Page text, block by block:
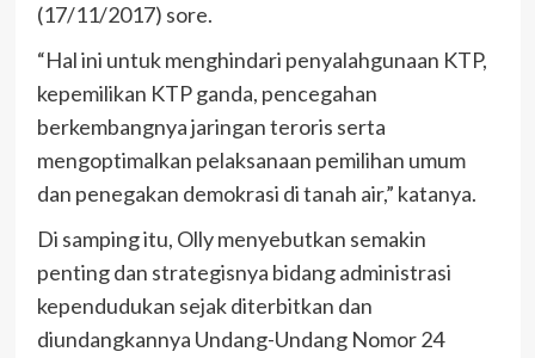
(17/11/2017) sore.
“Hal ini untuk menghindari penyalahgunaan KTP,
kepemilikan KTP ganda, pencegahan
berkembangnya jaringan teroris serta
mengoptimalkan pelaksanaan pemilihan umum
dan penegakan demokrasi di tanah air,” katanya.
Di samping itu, Olly menyebutkan semakin
penting dan strategisnya bidang administrasi
kependudukan sejak diterbitkan dan
diundangkannya Undang-Undang Nomor 24